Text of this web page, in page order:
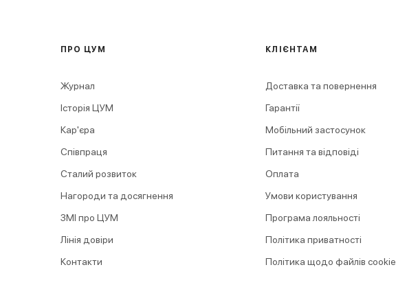
ПРО ЦУМ
Журнал
Історія ЦУМ
Кар'єра
Співпраця
Сталий розвиток
Нагороди та досягнення
ЗМІ про ЦУМ
Лінія довіри
Контакти
КЛІЄНТАМ
Доставка та повернення
Гарантії
Мобільний застосунок
Питання та відповіді
Оплата
Умови користування
Програма лояльності
Політика приватності
Політика щодо файлів cookie